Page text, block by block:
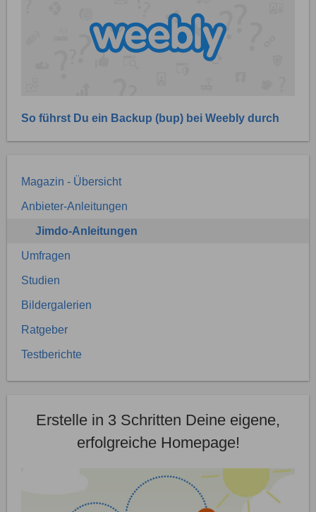
So führst Du ein Backup (bup) bei Weebly durch
Magazin - Übersicht
Anbieter-Anleitungen
Jimdo-Anleitungen
Umfragen
Studien
Bildergalerien
Ratgeber
Testberichte
Erstelle in 3 Schritten Deine eigene,
erfolgreiche Homepage!